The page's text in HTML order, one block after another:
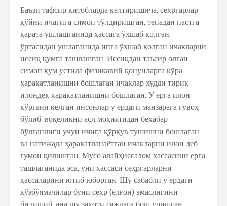
Баъзи тафсир китобларда келтиришича, сеҳргарлар
қўйни ичагига симоп тўлдиришган, тепадан пастга
қарата ушлашганида ҳассага ўхшаб қолган,
ўртасидан ушлаганида ипга ўхшаб қолган ичакларни
иссиқ қумга ташлашган. Иссиқдан таъсир олган
симоп қум устида физикавий қонунларга кўра
ҳаракатланишни бошлаган ичаклар худди тирик
илондек ҳаракатланишни бошлаган. У ерга илон
кўргани келган инсонлар у ердаги манзарага гувоҳ
бўлиб, воқеликни асл моҳиятидан бехабар
бўлганлиги учун ичига қўрқув тушишни бошлаган
ва натижада ҳаракатланаётган ичакларни илон деб
гумон қилишган. Мусо алайҳиссалом ҳассасини ерга
ташлаганида эса, уни ҳассаси сеҳргарларни
ҳассаларини ютиб юборган. Шу сабабли у ердаги
кўзбўямачилар буни сеҳр (ёлғон) эмаслигини